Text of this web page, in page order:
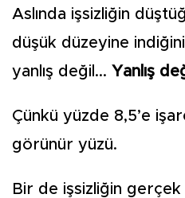
Aslında işsizliğin
düşük düzeyine
yanlış değil... Yanlış
Çünkü yüzde 8,5’e
görünür yüzü.
Bir de işsizliğin